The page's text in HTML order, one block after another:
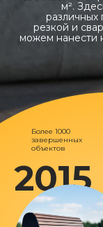
м².
различных
резкой и
можем нанести
Более 1000
завершенных
объектов
2015